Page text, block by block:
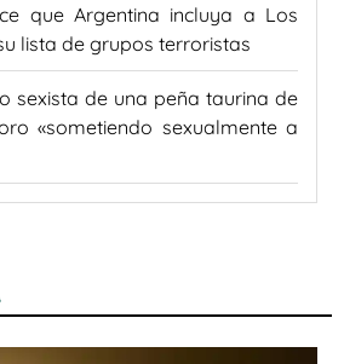
que Argentina incluya a Los
lista de grupos terroristas
sexista de una peña taurina de
«sometiendo sexualmente a